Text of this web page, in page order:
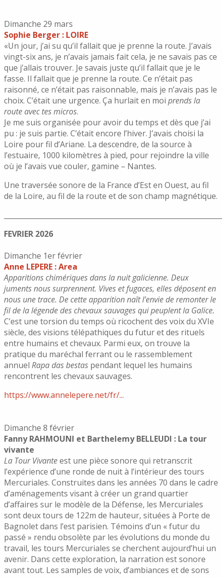
Dimanche 29 mars
Sophie Berger : LOIRE
«Un jour, j’ai su qu’il fallait que je prenne la route. J’avais
vingt-six ans, je n’avais jamais fait cela, je ne savais pas ce
que j’allais trouver. Je savais juste qu’il fallait que je le
fasse. Il fallait que je prenne la route. Ce n’était pas
raisonné, ce n’était pas raisonnable, mais je n’avais pas le
choix. C’était une urgence. Ça hurlait en moi prendsla
route avec tes micros.
Je me suis organisée pour avoir du temps et dès que j’ai
pu : je suis partie. C’était encore l’hiver. J’avais choisi la
Loire pour fil d’Ariane. La descendre, de la source à
l’estuaire, 1000 kilomètres à pied, pour rejoindre la ville
où je l’avais vue couler, gamine – Nantes.
Une traversée sonore de la France d’Est en Ouest, au fil
de la Loire, au fil de la route et de son champ magnétique.
FEVRIER 2026
Dimanche 1er février
Anne LEPERE : Area
Apparitions chimériques dans la nuit galicienne. Deux
juments nous surprennent. Vives et fugaces, elles déposent en
nous une trace. De cette apparition naît l’envie de remonter le
fil de la légende des chevaux sauvages qui peuplent la Galice.
C’est une torsion du temps où ricochent des voix du XVIe
siècle, des visions télépathiques du futur et des rituels
entre humains et chevaux. Parmi eux, on trouve la
pratique du maréchal ferrant ou le rassemblement
annuel Rapa das bestas pendant lequel les humains
rencontrent les chevaux sauvages.
https://www.annelepere.net/fr/...
Dimanche 8 février
Fanny RAHMOUNI et Barthelemy BELLEUDI : La tour
vivante
La Tour Vivanteest une pièce sonore qui retranscrit
l’expérience d’une ronde de nuit à l’intérieur des tours
Mercuriales. Construites dans les années 70 dans le cadre
d’aménagements visant à créer un grand quartier
d’affaires sur le modèle de la Défense, les Mercuriales
sont deux tours de 122m de hauteur, situées à Porte de
Bagnolet dans l’est parisien. Témoins d’un « futur du
passé » rendu obsolète par les évolutions du monde du
travail, les tours Mercuriales se cherchent aujourd’hui un
avenir. Dans cette exploration, la narration est sonore
avant tout. Les samples de voix, d’ambiances et de sons